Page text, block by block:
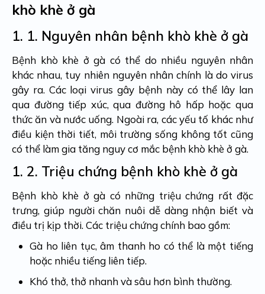
khò khè ở gà
1. 1. Nguyên nhân bệnh khò khè ở gà
Bệnh khò khè ở gà có thể do nhiều nguyên nhân
khác nhau, tuy nhiên nguyên nhân chính là do virus
gây ra. Các loại virus gây bệnh này có thể lây lan
qua đường tiếp xúc, qua đường hô hấp hoặc qua
thức ăn và nước uống. Ngoài ra, các yếu tố khác như
điều kiện thời tiết, môi trường sống không tốt cũng
có thể làm gia tăng nguy cơ mắc bệnh khò khè ở gà.
1. 2. Triệu chứng bệnh khò khè ở gà
Bệnh khò khè ở gà có những triệu chứng rất đặc
trưng, giúp người chăn nuôi dễ dàng nhận biết và
điều trị kịp thời. Các triệu chứng chính bao gồm:
Gà ho liên tục, âm thanh ho có thể là một tiếng
hoặc nhiều tiếng liên tiếp.
Khó thở, thở nhanh và sâu hơn bình thường.